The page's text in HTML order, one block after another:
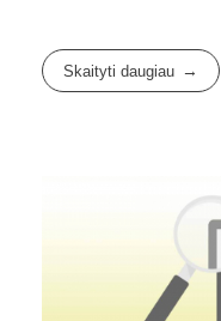
Skaityti daugiau